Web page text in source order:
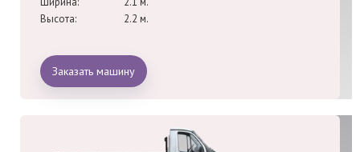
Высота:
2.2 м.
Заказать машину